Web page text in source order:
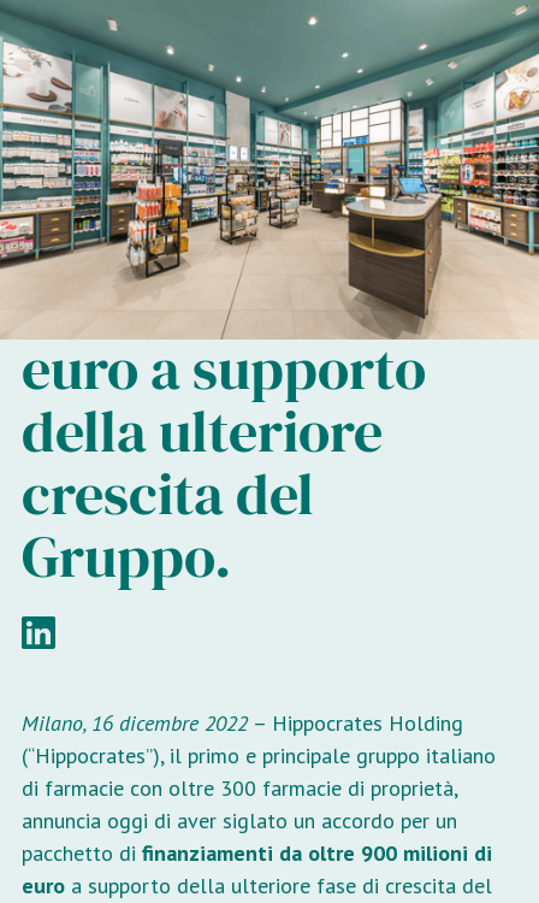
Hippocrates
Holding: un nuovo
pacchetto di
finanziamenti da
oltre 900 milioni di
euro a supporto
della ulteriore
crescita del
Gruppo.
Milano, 16 dicembre 2022– Hippocrates Holding
(“Hippocrates”), il primo e principale gruppo italiano
di farmacie con oltre 300 farmacie di proprietà,
annuncia oggi di aver siglato un accordo per un
pacchetto di finanziamenti da oltre 900 milioni di
euroa supporto della ulteriore fase di crescita del